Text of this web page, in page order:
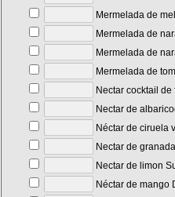
Mermelada de
Mermelada de
Mermelada de
Mermelada de
Nectar cocktail
Nectar de
Néctar de ciruela
Nectar de
Nectar de limon
Néctar de mango